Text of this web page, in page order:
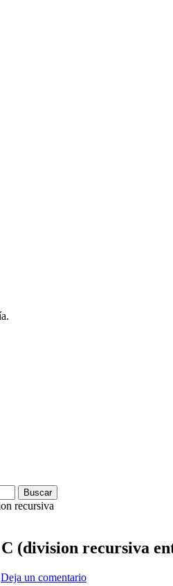
(division recursiva
Deja un comentario